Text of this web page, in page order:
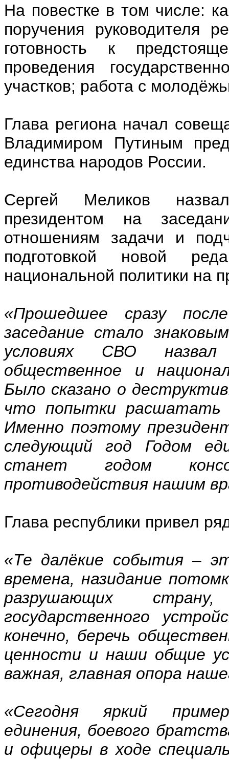
На повестке в том числе:
поручения руководителя
готовность к
проведения
участков; работа с
Глава региона начал
Владимиром Путиным
единства народов России.
Сергей Меликов назвал
президентом на
отношениям задачи и
подготовкой новой
национальной политики на
«Прошедшее сразу
заседание стало
условиях СВО назвал
общественное и
Было сказано о
что попытки расшатать
Именно поэтому
следующий год Годом
станет годом
противодействия нашим
Глава республики привел
«Те далёкие события –
времена, назидание
разрушающих
государственного
конечно, беречь
ценности и наши общие
важная, главная опора
«Сегодня яркий
единения, боевого
и офицеры в ходе